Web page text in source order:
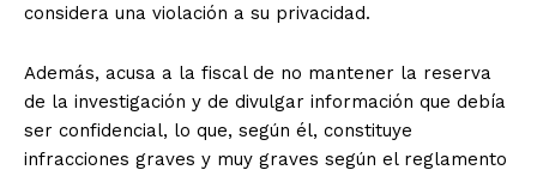
considera una violación a su privacidad.
Además, acusa a la fiscal de no mantener la reserva
de la investigación y de divulgar información que debía
ser confidencial, lo que, según él, constituye
infracciones graves y muy graves según el reglamento